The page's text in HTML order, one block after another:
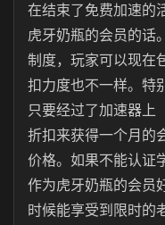
在结束了免费加速的
虎牙奶瓶的会员的话
制度，玩家可以现在
扣力度也不一样。特
只要经过了加速器上
折扣来获得一个月的
价格。如果不能认证
作为虎牙奶瓶的会员
时候能享受到限时的